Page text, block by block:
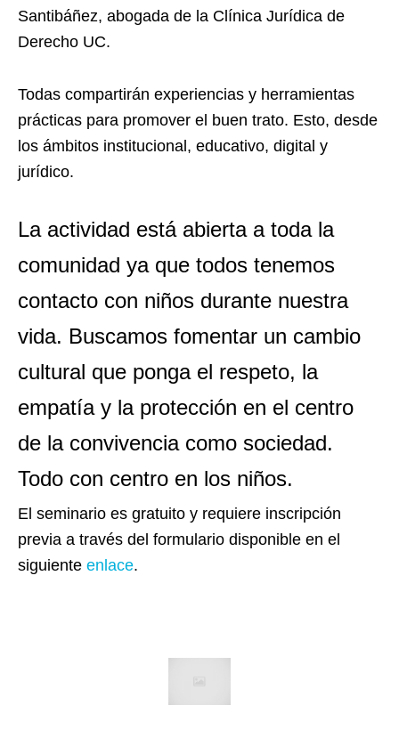
Santibáñez, abogada de la Clínica Jurídica de
Derecho UC.
Todas compartirán experiencias y herramientas
prácticas para promover el buen trato. Esto, desde
los ámbitos institucional, educativo, digital y
jurídico.
La actividad está abierta a toda la
comunidad ya que todos tenemos
contacto con niños durante nuestra
vida. Buscamos fomentar un cambio
cultural que ponga el respeto, la
empatía y la protección en el centro
de la convivencia como sociedad.
Todo con centro en los niños.
El seminario es gratuito y requiere inscripción
previa a través del formulario disponible en el
siguiente enlace.